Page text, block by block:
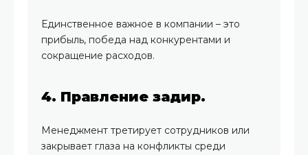
Единственное важное в компании – это
прибыль, победа над конкурентами и
сокращение расходов.
4. Правление задир.
Менеджмент третирует сотрудников или
закрывает глаза на конфликты среди